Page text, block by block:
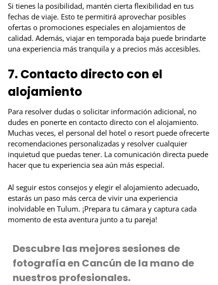
Si tienes la posibilidad, mantén cierta flexibilidad en tus
fechas de viaje. Esto te permitirá aprovechar posibles
ofertas o promociones especiales en alojamientos de
calidad. Además, viajar en temporada baja puede brindarte
una experiencia más tranquila y a precios más accesibles.
7. Contacto directo con el
alojamiento
Para resolver dudas o solicitar información adicional, no
dudes en ponerte en contacto directo con el alojamiento.
Muchas veces, el personal del hotel o resort puede ofrecerte
recomendaciones personalizadas y resolver cualquier
inquietud que puedas tener. La comunicación directa puede
hacer que tu experiencia sea aún más especial.
Al seguir estos consejos y elegir el alojamiento adecuado,
estarás un paso más cerca de vivir una experiencia
inolvidable en Tulum. ¡Prepara tu cámara y captura cada
momento de esta aventura junto a tu pareja!
Descubre las mejores sesiones de
fotografía en Cancún de la mano de
nuestros profesionales.